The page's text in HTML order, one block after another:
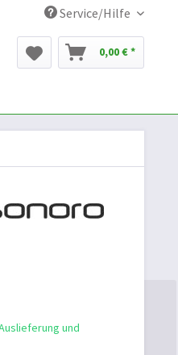
Service/Hilfe
0,00 € *
und